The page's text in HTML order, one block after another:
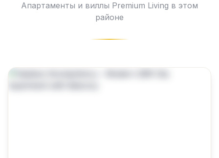
Апартаменты и виллы Premium Living в этом
районе